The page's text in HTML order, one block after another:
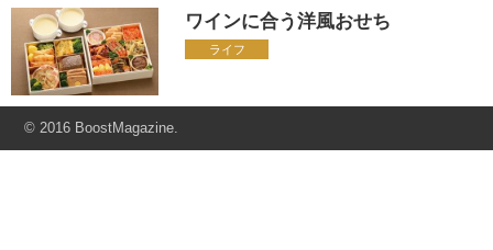
ワインに合う洋風おせち
ライフ
© 2016 BoostMagazine.